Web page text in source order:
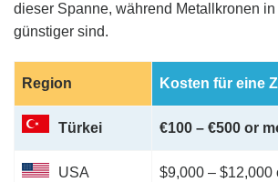
dieser Spanne, während Metallkronen in
günstiger sind.
Region Kosten für eine
Türkei €100 – €500 or
USA $9,000 – $12,000